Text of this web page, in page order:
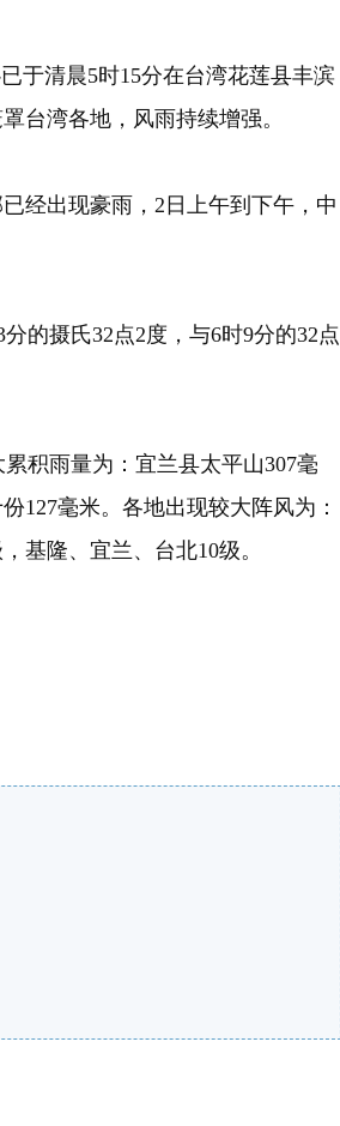
于清晨5时15分在台湾花莲县丰滨
台湾各地，风雨持续增强。
经出现豪雨，2日上午到下午，中
的摄氏32点2度，与6时9分的32点
积雨量为：宜兰县太平山307毫
127毫米。各地出现较大阵风为：
基隆、宜兰、台北10级。